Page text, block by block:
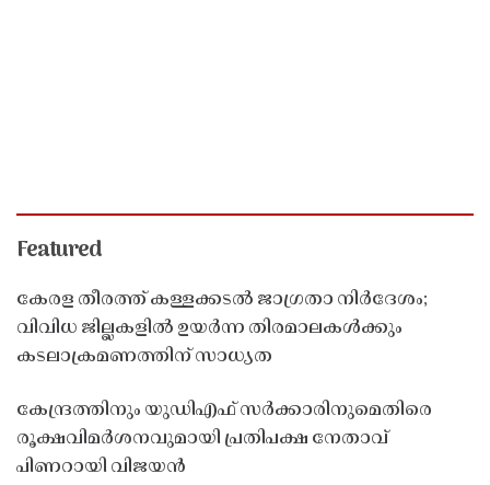
Featured
കേരള തീരത്ത് കള്ളക്കടൽ ജാഗ്രതാ നിർദേശം;
വിവിധ ജില്ലകളിൽ ഉയർന്ന തിരമാലകൾക്കും
കടലാക്രമണത്തിന് സാധ്യത
കേന്ദ്രത്തിനും യുഡിഎഫ് സർക്കാരിനുമെതിരെ
രൂക്ഷവിമർശനവുമായി പ്രതിപക്ഷ നേതാവ്
പിണറായി വിജയൻ